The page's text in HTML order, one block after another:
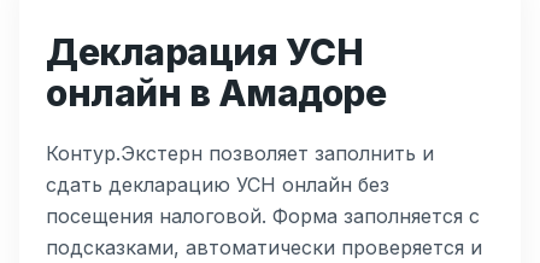
Декларация УСН
онлайн в Амадоре
Контур.Экстерн позволяет заполнить и
сдать декларацию УСН онлайн без
посещения налоговой. Форма заполняется с
подсказками, автоматически проверяется и